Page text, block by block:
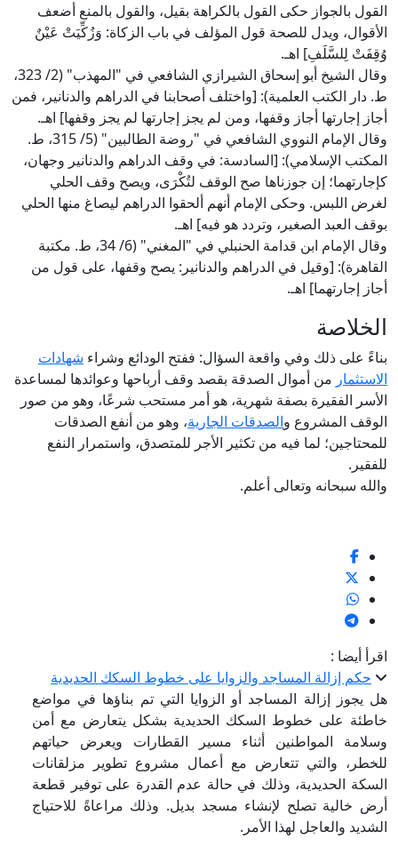
القول بالجواز حكى القول بالكراهة بقيل، والقول بالمنع أضعف
الأقوال، ويدل للصحة قول المؤلف في باب الزكاة: وَزُكِّيَتْ عَيْنٌ
وُقِفَتْ لِلسَّلَفِ] اهـ.
وقال الشيخ أبو إسحاق الشيرازي الشافعي في "المهذب" (2/ 323،
ط. دار الكتب العلمية): [واختلف أصحابنا في الدراهم والدنانير، فمن
أجاز إجارتها أجاز وقفها، ومن لم يجز إجارتها لم يجز وقفها] اهـ.
وقال الإمام النووي الشافعي في "روضة الطالبين" (5/ 315، ط.
المكتب الإسلامي): [السادسة: في وقف الدراهم والدنانير وجهان،
كإجارتهما؛ إن جوزناها صح الوقف لتُكْرَى، ويصح وقف الحلي
لغرض اللبس. وحكى الإمام أنهم ألحقوا الدراهم ليصاغ منها الحلي
بوقف العبد الصغير، وتردد هو فيه] اهـ.
وقال الإمام ابن قدامة الحنبلي في "المغني" (6/ 34، ط. مكتبة
القاهرة): [وقيل في الدراهم والدنانير: يصح وقفها، على قول من
أجاز إجارتهما] اهـ.
الخلاصة
بناءً على ذلك وفي واقعة السؤال: ففتح الودائع وشراء شهادات
الاستثمار من أموال الصدقة بقصد وقف أرباحها وعوائدها لمساعدة
الأسر الفقيرة بصفة شهرية، هو أمر مستحب شرعًا، وهو من صور
الوقف المشروع والصدقات الجارية، وهو من أنفع الصدقات
للمحتاجين؛ لما فيه من تكثير الأجر للمتصدق، واستمرار النفع
للفقير.
والله سبحانه وتعالى أعلم.
اقرأ أيضا :
حكم إزالة المساجد والزوايا على خطوط السكك الحديدية
هل يجوز إزالة المساجد أو الزوايا التي تم بناؤها في مواضع
خاطئة على خطوط السكك الحديدية بشكل يتعارض مع أمن
وسلامة المواطنين أثناء مسير القطارات ويعرض حياتهم
للخطر، والتي تتعارض مع أعمال مشروع تطوير مزلقانات
السكة الحديدية، وذلك في حالة عدم القدرة على توفير قطعة
أرض خالية تصلح لإنشاء مسجد بديل. وذلك مراعاةً للاحتياج
الشديد والعاجل لهذا الأمر.